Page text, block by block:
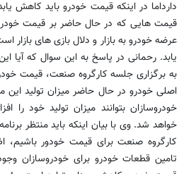
دارداما در اینکه قیمت خودرو باید کاهش
قیمت هایی که در حال حاضر بر قیمت
عرضه خودرو به بازار و دلال بازی های
یابد. رحمانی در پاسخ به این سوال که آیا
به برگزاری جلسه کارگروه صنعت، قیمت
اصلی خودرو در حال حاضر میزان تولید
خودروسازان بتوانند میزان تولید خود
خواهد شد. وی با بیان اینکه باید منتظر
کارگروه صنعت برای قیمت خودور باشیم،
تامین قطعات خودرو برای خودروسازان